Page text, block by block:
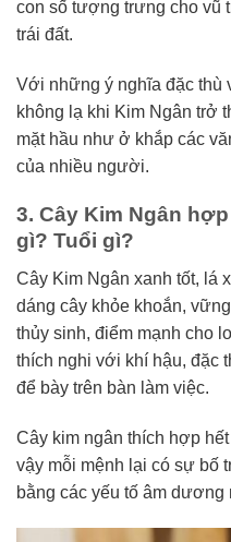
con số tượng trưng cho vũ
trái đất.
Với những ý nghĩa đặc thù
không lạ khi Kim Ngân trở
mặt hầu như ở khắp các
của nhiều người.
3. Cây Kim Ngân
gì? Tuổi gì?
Cây Kim Ngân xanh tốt, lá
dáng cây khỏe khoắn,
thủy sinh, điểm mạnh cho
thích nghi với khí hậu, đặc
để bày trên bàn làm việc.
Cây kim ngân thích hợp
vậy mỗi mệnh lại có sự bố
bằng các yếu tố âm dương